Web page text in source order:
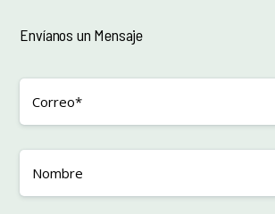
Envíanos un Mensaje